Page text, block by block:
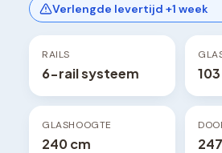
Verlengde levertijd +1 week
RAILS
6-rail systeem
GLASHOOGTE
240 cm